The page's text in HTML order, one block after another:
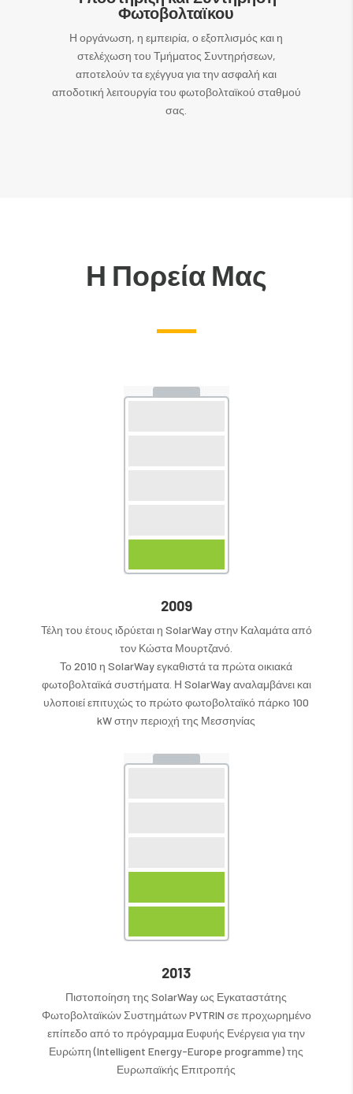
Φωτοβολταϊκου
Η οργάνωση, η εμπειρία, ο εξοπλισμός και η
στελέχωση του Τμήματος Συντηρήσεων,
αποτελούν τα εχέγγυα για την ασφαλή και
αποδοτική λειτουργία του φωτοβολταϊκού σταθμού
σας.
Η Πορεία Μας
2009
Τέλη του έτους ιδρύεται η SolarWay στην Καλαμάτα από
τον Κώστα Μουρτζανό.
Το 2010 η SolarWay εγκαθιστά τα πρώτα οικιακά
φωτοβολταϊκά συστήματα. Η SolarWay αναλαμβάνει και
υλοποιεί επιτυχώς το πρώτο φωτοβολταϊκό πάρκο 100
kW στην περιοχή της Μεσσηνίας
2013
Πιστοποίηση της SolarWay ως Εγκαταστάτης
Φωτοβολταϊκών Συστημάτων PVTRIN σε προχωρημένο
επίπεδο από το πρόγραμμα Ευφυής Ενέργεια για την
Ευρώπη (Intelligent Energy-Europe programme) της
Ευρωπαϊκής Επιτροπής